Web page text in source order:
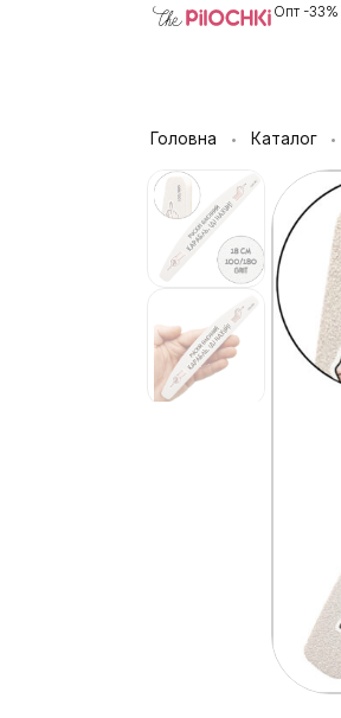
Опт -33%
Головна • Каталог •